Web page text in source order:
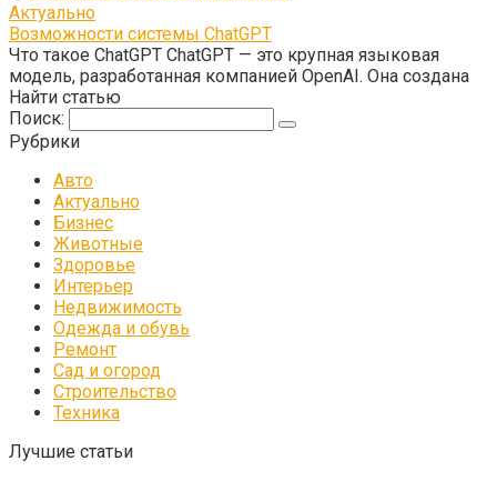
Актуально
Возможности системы ChatGPT
Что такое ChatGPT ChatGPT — это крупная языковая
модель, разработанная компанией OpenAI. Она создана
Найти статью
Поиск:
Рубрики
Авто
Актуально
Бизнес
Животные
Здоровье
Интерьер
Недвижимость
Одежда и обувь
Ремонт
Сад и огород
Строительство
Техника
Лучшие статьи